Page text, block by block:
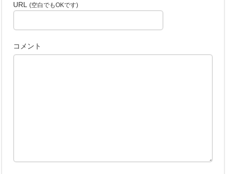
URL(空白でもOKです)
コメント